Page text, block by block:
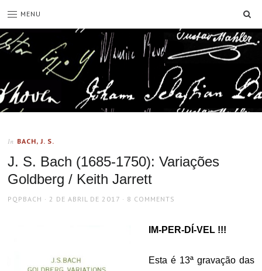
MENU
In BACH, J. S.
J. S. Bach (1685-1750): Variações
Goldberg / Keith Jarrett
AUTHOR
PQPBACH
POSTED
2 DE ABRIL DE 2017 8 COMMENTS
IM-PER-DÍ-VEL !!!
Esta é 13ª gravação das